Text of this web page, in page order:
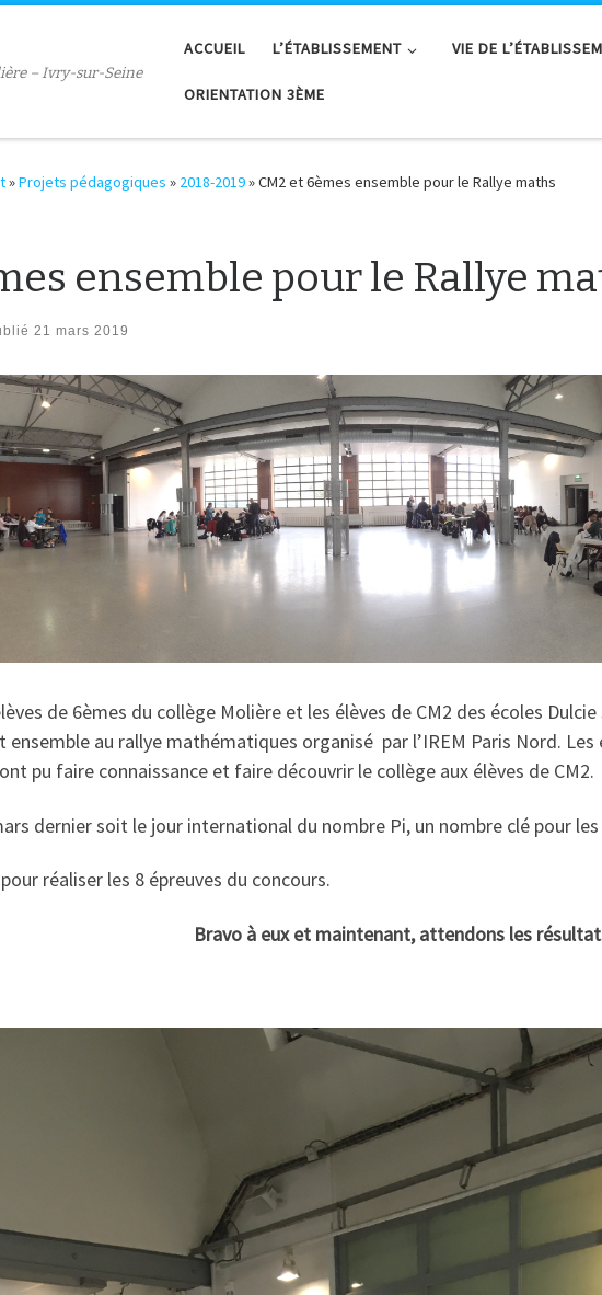
– Ivry-sur-Seine
ACCUEIL L’ÉTABLISSEMENT VIE DE
ORIENTATION 3ÈME
»Projets pédagogiques » 2018-2019»CM2 et 6èmes ensemble pour le Rallye maths
ensemble pour le Rallye
21 mars 2019
de 6èmes du collège Molière et les élèves de CM2 des écoles
ensemble au rallye mathématiques organisé par l’IREM Paris Nord.
pu faire connaissance et faire découvrir le collège aux élèves de CM2.
dernier soit le jour international du nombre Pi, un nombre clé pour
réaliser les 8 épreuves du concours.
Bravo à eux et maintenant, attendons les